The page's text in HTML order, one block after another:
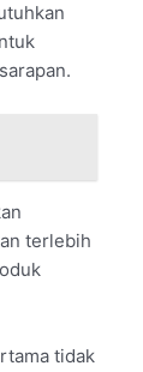
terlebih
tidak